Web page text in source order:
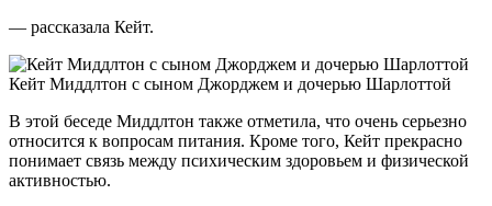
— рассказала Кейт.
Кейт Миддлтон с сыном Джорджем и дочерью Шарлоттой
В этой беседе Миддлтон также отметила, что очень серьезно
относится к вопросам питания. Кроме того, Кейт прекрасно
понимает связь между психическим здоровьем и физической
активностью.